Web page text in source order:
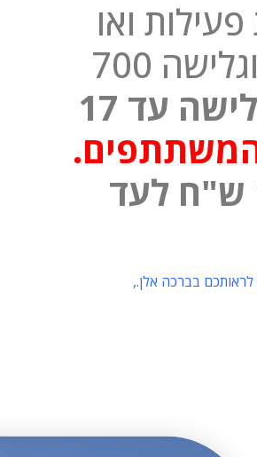
ואו
שעה ויותר, עלות חצי שעת הדרכה וגלישה 700
עלות שעת מדריך בעמדת גלישה עד 17
עמדה גבוהה 25 מטר ויותר 1800 ש"ח לעד
בברכה אלן.,